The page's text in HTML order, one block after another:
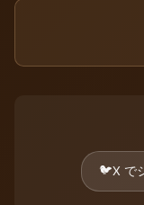
🐦X で